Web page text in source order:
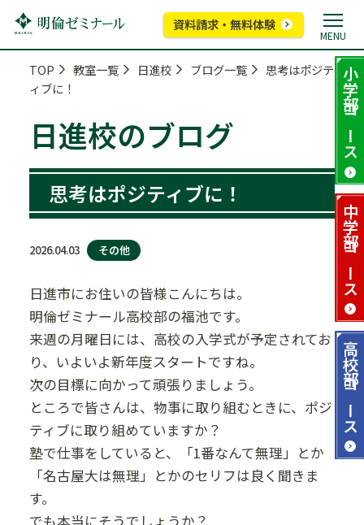
資料請求・無料体験
MENU
小学部
コース
中学部
コース
高校部
コース
TOP 教室一覧 日進校 ブログ一覧
思考はポジテ
ィブに！
日進校のブログ
思考はポジティブに！
2026.04.03 その他
日進市にお住いの皆様こんにちは。
明倫ゼミナール高校部の福池です。
来週の月曜日には、高校の入学式が予定されてお
り、いよいよ新年度スタートですね。
次の目標に向かって頑張りましょう。
ところで皆さんは、物事に取り組むときに、ポジ
ティブに取り組めていますか？
塾で仕事をしていると、「1番なんて無理」とか
「名古屋大は無理」とかのセリフは良く聞きま
す。